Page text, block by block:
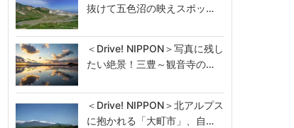
抜けて五色沼の映えスポッ…
＜Drive! NIPPON＞写真に残し
たい絶景！三豊～観音寺の…
＜Drive! NIPPON＞北アルプス
に抱かれる「大町市」、自…